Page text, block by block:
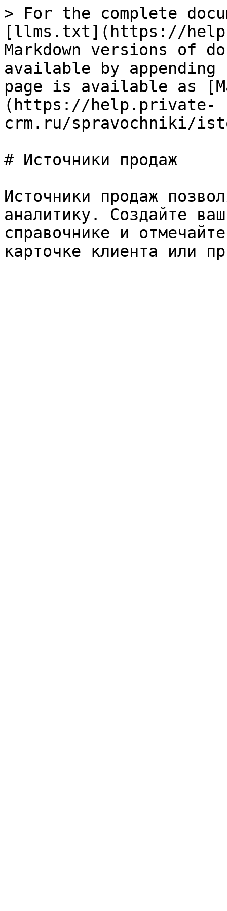
> For the complete
[llms.txt](https://
Markdown versions of
available by
page is available as
(https://help.private-
crm.ru/spravochniki/
# Источники продаж
Источники продаж
аналитику. Создайте
справочнике и